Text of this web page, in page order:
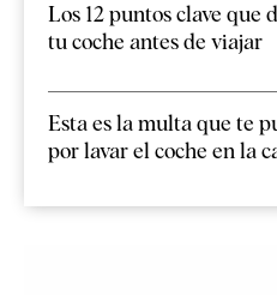
Los 12 puntos clave que
tu coche antes de viajar
Esta es la multa que te
por lavar el coche en la